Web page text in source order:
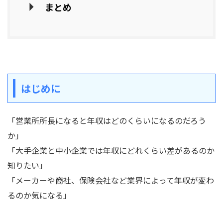
まとめ
はじめに
「営業所所長になると年収はどのくらいになるのだろう
か」
「大手企業と中小企業では年収にどれくらい差があるのか
知りたい」
「メーカーや商社、保険会社など業界によって年収が変わ
るのか気になる」